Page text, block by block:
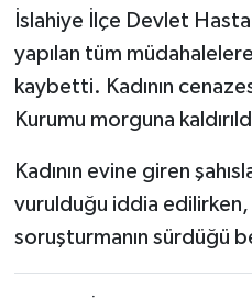
İslahiye İlçe Devlet
yapılan tüm
kaybetti. Kadının
Kurumu morguna
Kadının evine giren
vurulduğu iddia edilirken,
soruşturmanın sürdüğü